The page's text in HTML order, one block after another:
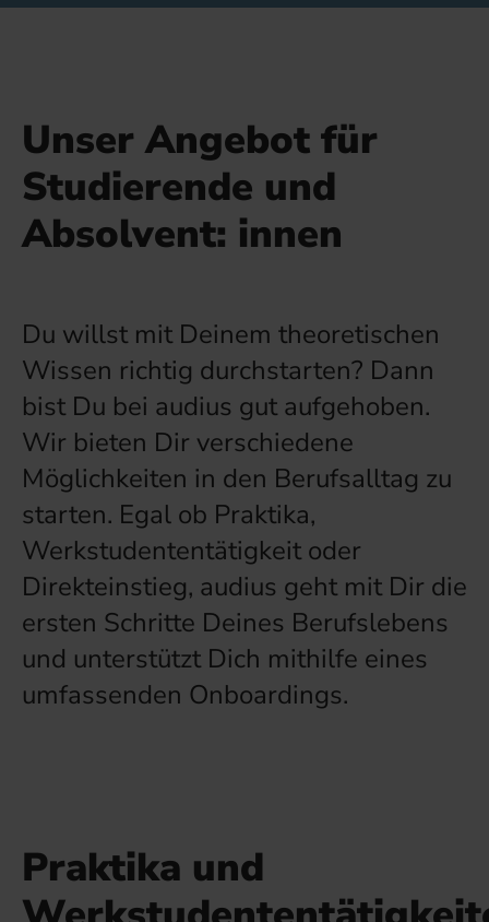
Unser Angebot für
Studierende und
Absolvent: innen
Du willst mit Deinem theoretischen
Wissen richtig durchstarten? Dann
bist Du bei audius gut aufgehoben.
Wir bieten Dir verschiedene
Möglichkeiten in den Berufsalltag zu
starten. Egal ob Praktika,
Werkstudententätigkeit oder
Direkteinstieg, audius geht mit Dir die
ersten Schritte Deines Berufslebens
und unterstützt Dich mithilfe eines
umfassenden Onboardings.
Praktika und